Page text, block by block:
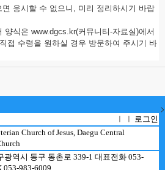
응시할 수 없으니 , 미리 정리하시기 바랍
양식은 www.dgcs.kr(커뮤니티-자료실)에서
직접 수령을 원하실 경우 방문하여 주시기 바
>
로그인
Church of Jesus, Daegu Central
광역시 동구 동촌로 339-1 대표전화 053-
053-983-6009